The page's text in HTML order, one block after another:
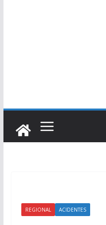
REGIONAL ACIDENTES